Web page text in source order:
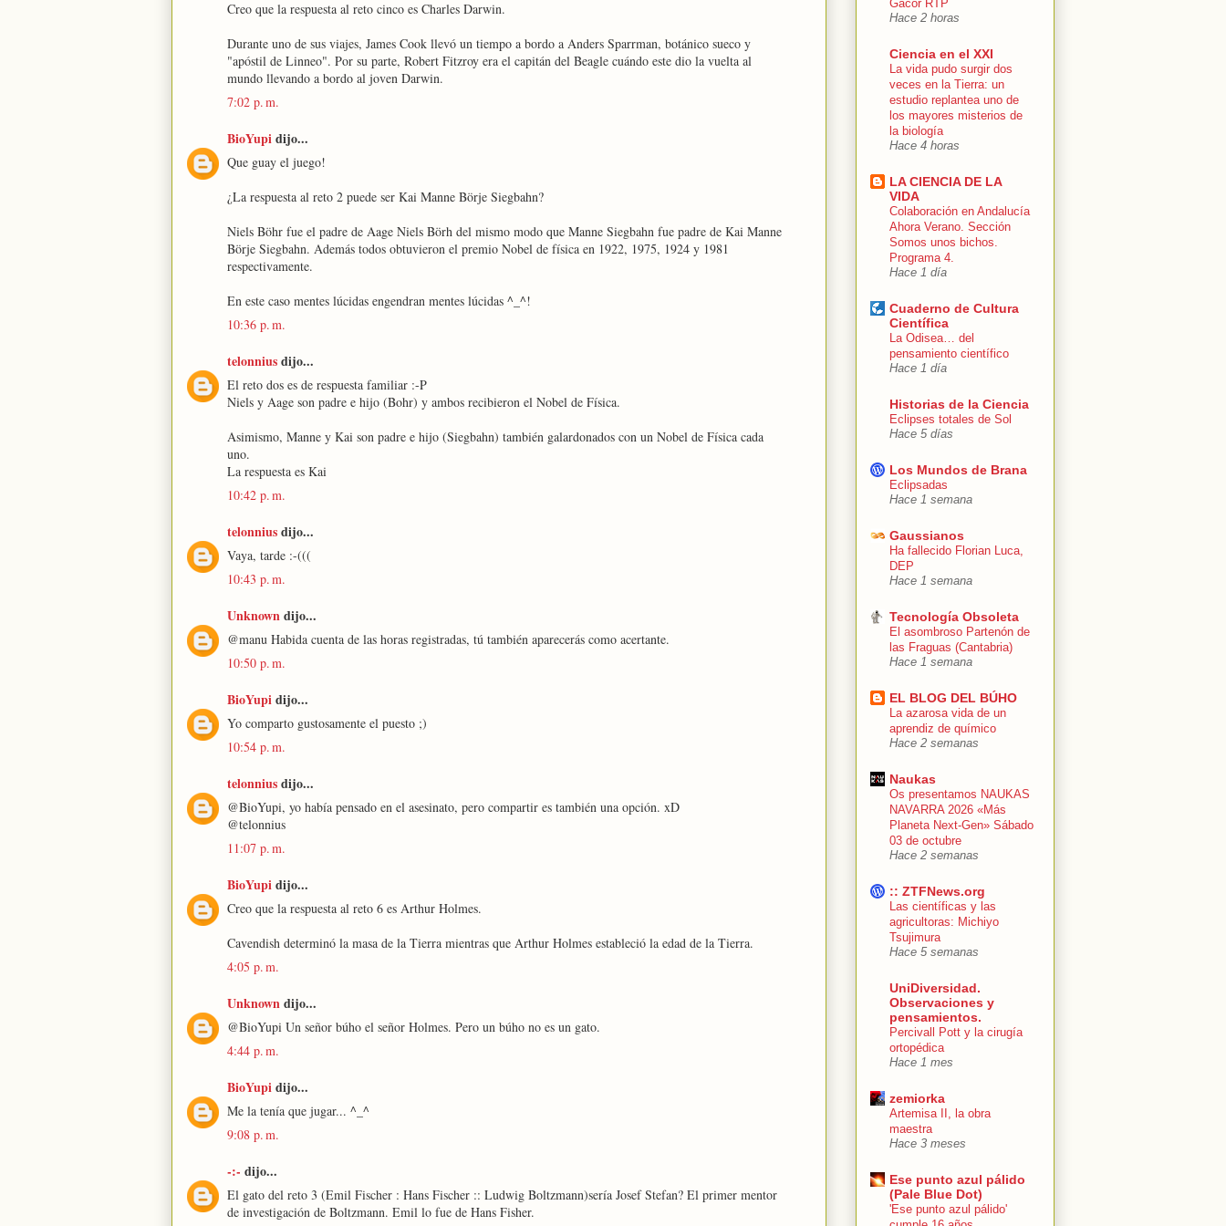
Creo que la respuesta al reto cinco es Charles Darwin.
Durante uno de sus viajes, James Cook llevó un tiempo a bordo a Anders Sparrman, botánico sueco y
"apóstil de Linneo". Por su parte, Robert Fitzroy era el capitán del Beagle cuándo este dio la vuelta al
mundo llevando a bordo al joven Darwin.
7:02 p. m.
BioYupidijo...
Que guay el juego!
¿La respuesta al reto 2 puede ser Kai Manne Börje Siegbahn?
Niels Böhr fue el padre de Aage Niels Börh del mismo modo que Manne Siegbahn fue padre de Kai Manne
Börje Siegbahn. Además todos obtuvieron el premio Nobel de física en 1922, 1975, 1924 y 1981
respectivamente.
En este caso mentes lúcidas engendran mentes lúcidas ^_^!
10:36 p. m.
telonniusdijo...
El reto dos es de respuesta familiar :-P
Niels y Aage son padre e hijo (Bohr) y ambos recibieron el Nobel de Física.
Asimismo, Manne y Kai son padre e hijo (Siegbahn) también galardonados con un Nobel de Física cada
uno.
La respuesta es Kai
10:42 p. m.
telonniusdijo...
Vaya, tarde :-(((
10:43 p. m.
Unknowndijo...
@manu Habida cuenta de las horas registradas, tú también aparecerás como acertante.
10:50 p. m.
BioYupidijo...
Yo comparto gustosamente el puesto ;)
10:54 p. m.
telonniusdijo...
@BioYupi, yo había pensado en el asesinato, pero compartir es también una opción. xD
@telonnius
11:07 p. m.
BioYupidijo...
Creo que la respuesta al reto 6 es Arthur Holmes.
Cavendish determinó la masa de la Tierra mientras que Arthur Holmes estableció la edad de la Tierra.
4:05 p. m.
Unknowndijo...
@BioYupi Un señor búho el señor Holmes. Pero un búho no es un gato.
4:44 p. m.
BioYupidijo...
Me la tenía que jugar... ^_^
9:08 p. m.
-:- dijo...
El gato del reto 3 (Emil Fischer : Hans Fischer :: Ludwig Boltzmann)sería Josef Stefan? El primer mentor
de investigación de Boltzmann. Emil lo fue de Hans Fisher.
Gacor RTP
Hace 2 horas
Ciencia en el XXI
La vida pudo surgir dos
veces en la Tierra: un
estudio replantea uno de
los mayores misterios de
la biología
Hace 4 horas
LA CIENCIA DE LA
VIDA
Colaboración en Andalucía
Ahora Verano. Sección
Somos unos bichos.
Programa 4.
Hace 1 día
Cuaderno de Cultura
Científica
La Odisea… del
pensamiento científico
Hace 1 día
Historias de la Ciencia
Eclipses totales de Sol
Hace 5 días
Los Mundos de Brana
Eclipsadas
Hace 1 semana
Gaussianos
Ha fallecido Florian Luca,
DEP
Hace 1 semana
Tecnología Obsoleta
El asombroso Partenón de
las Fraguas (Cantabria)
Hace 1 semana
EL BLOG DEL BÚHO
La azarosa vida de un
aprendiz de químico
Hace 2 semanas
Naukas
Os presentamos NAUKAS
NAVARRA 2026 «Más
Planeta Next-Gen» Sábado
03 de octubre
Hace 2 semanas
:: ZTFNews.org
Las científicas y las
agricultoras: Michiyo
Tsujimura
Hace 5 semanas
UniDiversidad.
Observaciones y
pensamientos.
Percivall Pott y la cirugía
ortopédica
Hace 1 mes
zemiorka
Artemisa II, la obra
maestra
Hace 3 meses
Ese punto azul pálido
(Pale Blue Dot)
'Ese punto azul pálido'